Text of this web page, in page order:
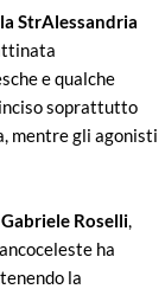
StrAlessandria
e qualche
soprattutto
mentre gli agonisti
Roselli
ha
la